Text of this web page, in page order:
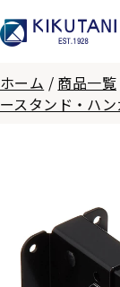
ホーム / 商品一覧
ースタンド・ハン